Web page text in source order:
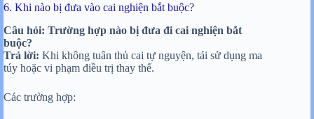
6. Khi nào bị đưa vào cai nghiện bắt buộc?
Câu hỏi: Trường hợp nào bị đưa đi cai nghiện bắt
buộc?
Trả lời: Khi không tuân thủ cai tự nguyện, tái sử dụng ma
túy hoặc vi phạm điều trị thay thế.
Các trường hợp: